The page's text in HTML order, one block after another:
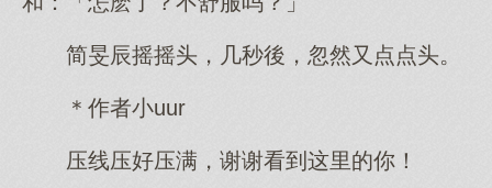
简旻辰摇摇头，几秒後，忽然又点点头。
＊作者小uur
压线压好压满，谢谢看到这里的你！